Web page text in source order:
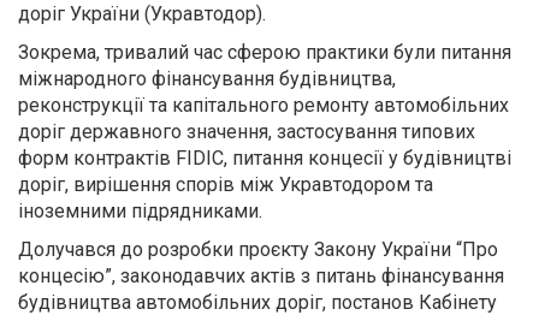
доріг України (Укравтодор).
Зокрема, тривалий час сферою практики були питання
міжнародного фінансування будівництва,
реконструкції та капітального ремонту автомобільних
доріг державного значення, застосування типових
форм контрактів FIDIC, питання концесії у будівництві
доріг, вирішення спорів між Укравтодором та
іноземними підрядниками.
Долучався до розробки проєкту Закону України “Про
концесію”, законодавчих актів з питань фінансування
будівництва автомобільних доріг, постанов Кабінету